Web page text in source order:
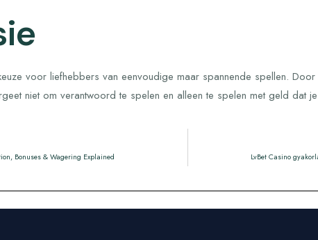
voor liefhebbers van eenvoudige maar spannende spellen.
niet om verantwoord te spelen en alleen te spelen met geld dat
Bonuses & Wagering Explained LvBet Casino